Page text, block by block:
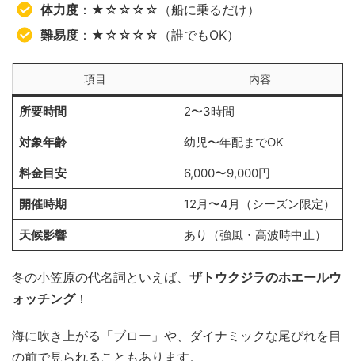
体力度 ：★☆☆☆☆（船に乗るだけ）
難易度 ：★☆☆☆☆（誰でもOK）
項目 内容
所要時間 2〜3時間
対象年齢 幼児〜年配までOK
料金目安 6,000〜9,000円
開催時期 12月〜4月（シーズン限定）
天候影響 あり（強風・高波時中止）
冬の小笠原の代名詞といえば、 ザトウクジラのホエールウ
ォッチング！
海に吹き上がる「ブロー」や、ダイナミックな尾びれを目
の前で見られることもあります。